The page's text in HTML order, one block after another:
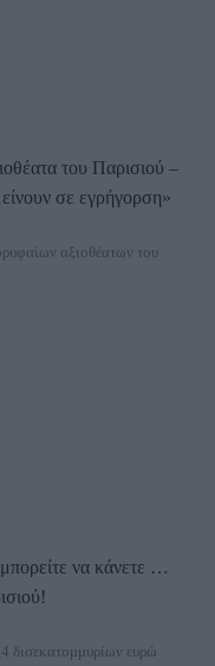
του Παρισιού –
σε εγρήγορση»
αξιοθέατων του
να κάνετε …
δισεκατομμυρίων ευρώ